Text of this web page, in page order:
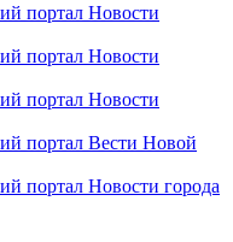
портал Новости
портал Новости
портал Новости
портал Вести Новой
портал Новости города